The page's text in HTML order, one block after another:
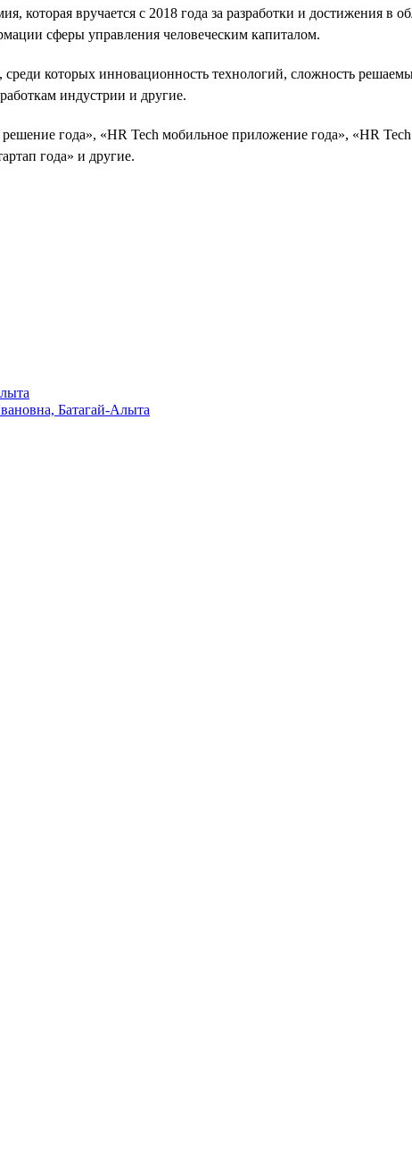
которая вручается с 2018 года за разработки и достижения в
сферы управления человеческим капиталом.
которых инновационность технологий, сложность
индустрии и другие.
года», «HR Tech мобильное приложение года», «HR
года» и другие.
Батагай-Алыта